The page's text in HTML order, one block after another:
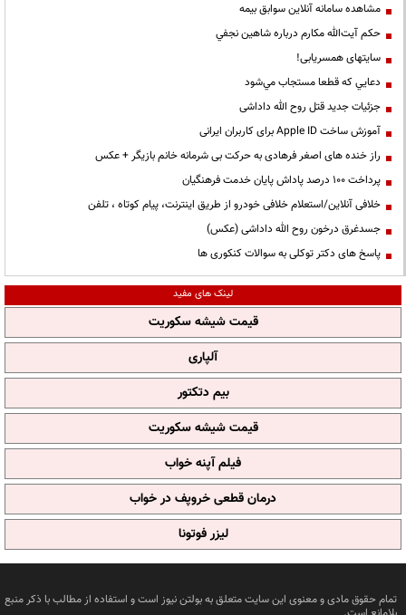
مشاهده سامانه آنلاين سوابق بیمه
حكم آيت‌الله مكارم درباره شاهين نجفي
سایتهای همسریابی!
دعايي كه قطعا مستجاب مي‌شود
جزئیات جدید قتل روح الله داداشی
آموزش ساخت Apple ID برای کاربران ایرانی
راز خنده های اصغر فرهادی به حرکت بی شرمانه خانم بازیگر + عکس
پرداخت ۱۰۰ درصد پاداش پایان خدمت فرهنگیان
خلافی آنلاین/استعلام خلافی خودرو از طریق اینترنت، پیام کوتاه ، تلفن
جسدغرق درخون روح الله داداشی (عکس)
پاسخ های دکتر توکلی به سوالات کنکوری ها
لینک های مفید
قیمت شیشه سکوریت
آلپاری
بیم دتکتور
قیمت شیشه سکوریت
فیلم آپنه خواب
درمان قطعی خروپف در خواب
لیزر فوتونا
تمام حقوق مادی و معنوی این سایت متعلق به بولتن نیوز است و استفاده از مطالب با ذکر منبع